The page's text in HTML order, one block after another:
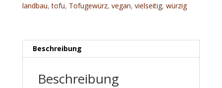
landbau,tofu, Tofugewürz, vegan, vielseitig, würzig
Beschreibung
Beschreibung